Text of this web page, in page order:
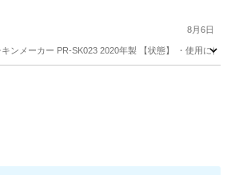
8月6日
ンメーカー PR-SK023 2020年製 【状態】 ・使用に